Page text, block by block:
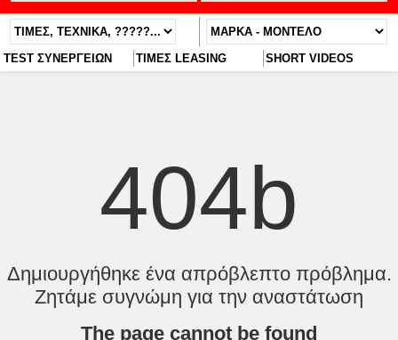
TEST ΣΥΝΕΡΓΕΙΩΝ ΤΙΜΕΣ LEASING SHORT VIDEOS
404b
Δημιουργήθηκε ένα απρόβλεπτο πρόβλημα.
Ζητάμε συγνώμη για την αναστάτωση
The page cannot be found